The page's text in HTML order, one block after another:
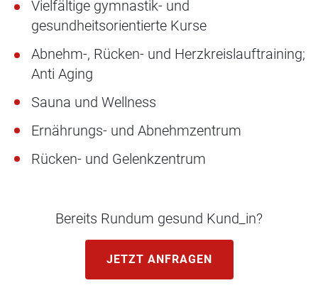
Vielfältige gymnastik- und
gesundheitsorientierte Kurse
Abnehm-, Rücken- und Herzkreislauftraining;
Anti Aging
Sauna und Wellness
Ernährungs- und Abnehmzentrum
Rücken- und Gelenkzentrum
Bereits Rundum gesund Kund_in?
JETZT ANFRAGEN